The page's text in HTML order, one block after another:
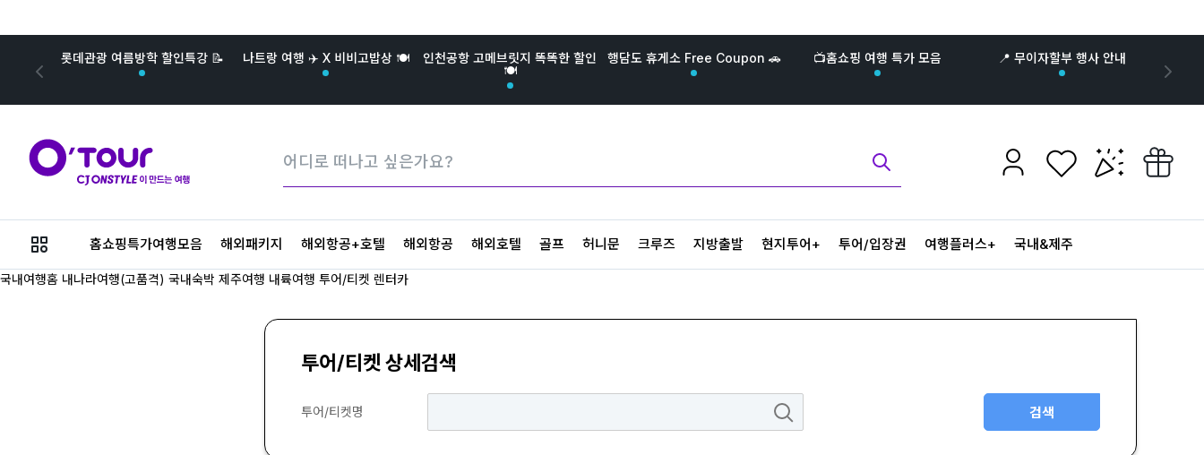
롯데관광 여름방학 할인특강 📝 나트랑 여행 ✈️ X 비비고밥상 🍽️
인천공항 고메브릿지 똑똑한 할인
🍽️
행담도 휴게소 Free Coupon 🚗 📺홈쇼핑 여행 특가 모음 📍 무이자할부 행사 안내
메
버
홈쇼핑특가여행모음 해외패키지 해외항공+호텔 해외항공 해외호텔 골프 허니문 크루즈 지방출발 현지투어+ 투어/입장권 여행플러스+ 국내&제주
국내여행홈 내나라여행(고품격) 국내숙박 제주여행 내륙여행 투어/티켓 렌터카
투어/티켓 상세검색
투어/티켓명 검색